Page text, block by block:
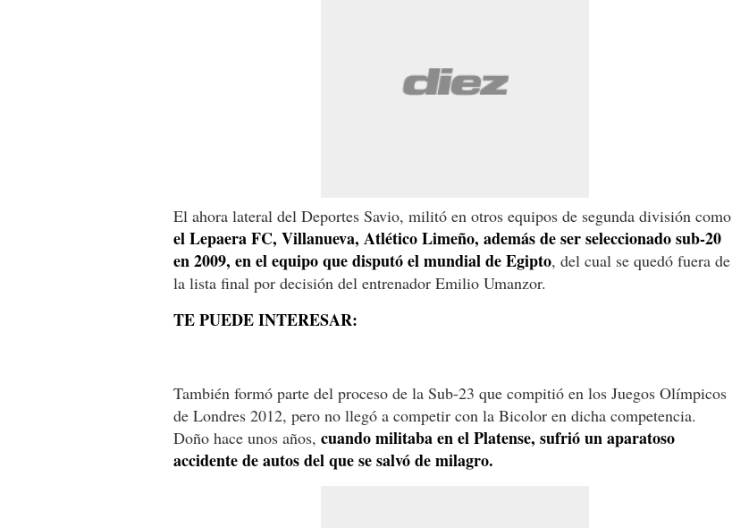
El ahora lateral del Deportes Savio, militó en otros equipos de segunda división como
el Lepaera FC, Villanueva, Atlético Limeño, además de ser seleccionado sub-20
en 2009, en el equipo que disputó el mundial de Egipto, del cual se quedó fuera de
la lista final por decisión del entrenador Emilio Umanzor.
TE PUEDE INTERESAR:
También formó parte del proceso de la Sub-23 que compitió en los Juegos Olímpicos
de Londres 2012, pero no llegó a competir con la Bicolor en dicha competencia.
Doño hace unos años, cuando militaba en el Platense, sufrió un aparatoso
accidente de autos del que se salvó de milagro.